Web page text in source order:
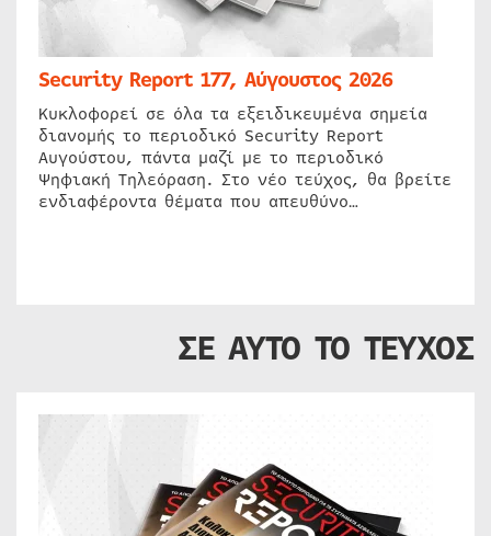
Security Report 177, Αύγουστος 2026
Κυκλοφορεί σε όλα τα εξειδικευμένα σημεία
διανομής το περιοδικό Security Report
Αυγούστου, πάντα μαζί με το περιοδικό
Ψηφιακή Τηλεόραση. Στο νέο τεύχος, θα βρείτε
ενδιαφέροντα θέματα που απευθύνο…
ΣΕ ΑΥΤΟ ΤΟ ΤΕΥΧΟΣ